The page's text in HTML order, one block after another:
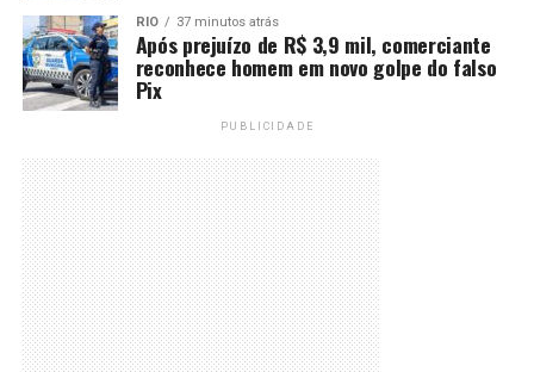
RIO 37 minutos atrás
Após prejuízo de R$ 3,9 mil, comerciante
reconhece homem em novo golpe do falso
Pix
PUBLICIDADE